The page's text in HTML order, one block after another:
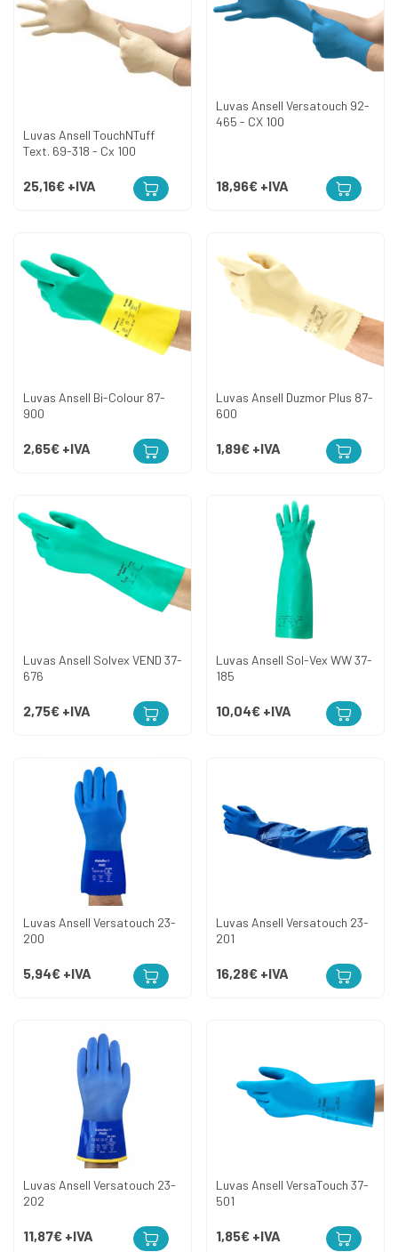
Luvas Ansell TouchNTuff
Text. 69-318 - Cx 100
25,16€ +IVA
Luvas Ansell Versatouch 92-
465 - CX 100
18,96€ +IVA
Luvas Ansell Bi-Colour 87-
900
2,65€ +IVA
Luvas Ansell Duzmor Plus 87-
600
1,89€ +IVA
Luvas Ansell Solvex VEND 37-
676
2,75€ +IVA
Luvas Ansell Sol-Vex WW 37-
185
10,04€ +IVA
Luvas Ansell Versatouch 23-
200
5,94€ +IVA
Luvas Ansell Versatouch 23-
201
16,28€ +IVA
Luvas Ansell Versatouch 23-
202
11,87€ +IVA
Luvas Ansell VersaTouch 37-
501
1,85€ +IVA